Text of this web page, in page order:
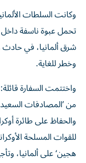
وكانت السلطات
تحمل عبوة ناسفة داخل
شرق ألمانيا، في
وخطر للغاية.
واختتمت السفارة
من ’المصادفات
والحفاظ على طائرة
للقوات المسلحة
هجين‘ على ألمانيا،